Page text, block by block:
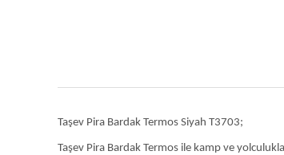
Taşev Pira Bardak Termos Siyah T3703;
Taşev Pira Bardak Termos ile kamp ve